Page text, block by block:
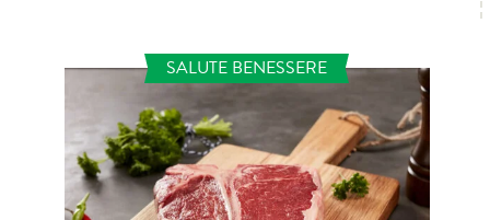
SALUTE BENESSERE